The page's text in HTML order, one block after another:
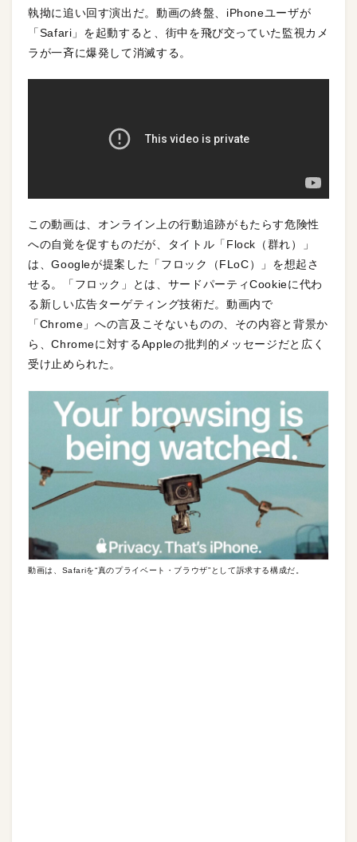
執拗に追い回す演出だ。動画の終盤、iPhoneユーザが
「Safari」を起動すると、街中を飛び交っていた監視カメ
ラが一斉に爆発して消滅する。
この動画は、オンライン上の行動追跡がもたらす危険性
への自覚を促すものだが、タイトル「Flock（群れ）」
は、Googleが提案した「フロック（FLoC）」を想起さ
せる。「フロック」とは、サードパーティCookieに代わ
る新しい広告ターゲティング技術だ。動画内で
「Chrome」への言及こそないものの、その内容と背景か
ら、Chromeに対するAppleの批判的メッセージだと広く
受け止められた。
動画は、Safariを“真のプライベート・ブラウザ”として訴求する構成だ。